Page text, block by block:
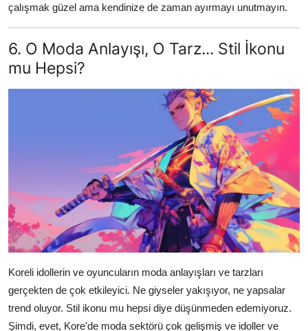
çalışmak güzel ama kendinize de zaman ayırmayı unutmayın.
6. O Moda Anlayışı, O Tarz... Stil İkonu
mu Hepsi?
Koreli idollerin ve oyuncuların moda anlayışları ve tarzları
gerçekten de çok etkileyici. Ne giyseler yakışıyor, ne yapsalar
trend oluyor. Stil ikonu mu hepsi diye düşünmeden edemiyoruz.
Şimdi, evet, Kore'de moda sektörü çok gelişmiş ve idoller ve